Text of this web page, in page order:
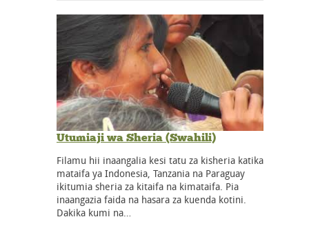
Utumiaji wa Sheria (Swahili)
Filamu hii inaangalia kesi tatu za kisheria katika
mataifa ya Indonesia, Tanzania na Paraguay
ikitumia sheria za kitaifa na kimataifa. Pia
inaangazia faida na hasara za kuenda kotini.
Dakika kumi na…